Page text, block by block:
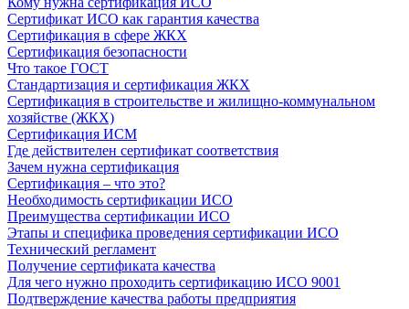
Сертификат ИСО как гарантия качества
Сертификация в сфере ЖКХ
Сертификация безопасности
Что такое ГОСТ
Стандартизация и сертификация ЖКХ
Сертификация в строительстве и жилищно-коммунальном
хозяйстве (ЖКХ)
Сертификация ИСМ
Где действителен сертификат соответствия
Зачем нужна сертификация
Сертификация – что это?
Необходимость сертификации ИСО
Преимущества сертификации ИСО
Этапы и специфика проведения сертификации ИСО
Технический регламент
Получение сертификата качества
Для чего нужно проходить сертификацию ИСО 9001
Подтверждение качества работы предприятия